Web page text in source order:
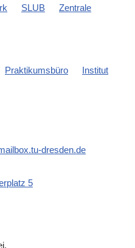
SLUB
Zentrale
Praktikumsbüro
Institut
dresden.de
5